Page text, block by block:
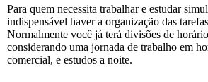
Para quem necessita trabalhar e estudar
indispensável haver a organização das
Normalmente você já terá divisões de
considerando uma jornada de trabalho em
comercial, e estudos a noite.